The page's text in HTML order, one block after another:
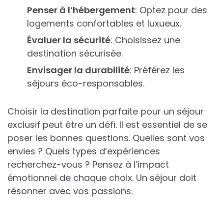
Penser à l’hébergement: Optez pour des
logements confortables et luxueux.
Évaluer la sécurité: Choisissez une
destination sécurisée.
Envisager la durabilité: Préférez les
séjours éco-responsables.
Choisir la destination parfaite pour un séjour
exclusif peut être un défi. Il est essentiel de se
poser les bonnes questions. Quelles sont vos
envies ? Quels types d’expériences
recherchez-vous ? Pensez à l’impact
émotionnel de chaque choix. Un séjour doit
résonner avec vos passions.